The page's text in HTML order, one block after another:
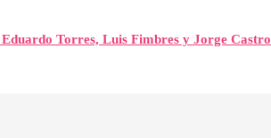
Torres, Luis Fimbres y Jorge Castro